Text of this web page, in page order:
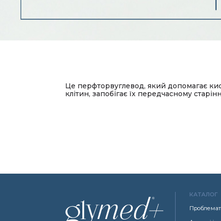
Це перфторвуглевод, який допомагає
клітин, запобігає їх передчасному
КАТАЛОГ